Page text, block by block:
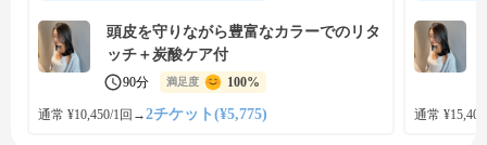
頭皮を守りながら豊富なカラーでのリタ
ッチ＋炭酸ケア付
90分 満足度 100%
通常 ¥10,450/1回 →2チケット(¥5,775) 通常